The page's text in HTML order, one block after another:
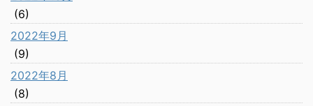
(6)
2022年9月
(9)
2022年8月
(8)